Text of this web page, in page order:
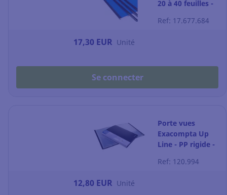
20 à 40 feuilles -
par 50
Ref: 17.677.684
17,30 EUR Unité
Se connecter
Porte vues
Exacompta Up
Line - PP rigide -
noire
Ref: 120.994
12,80 EUR Unité